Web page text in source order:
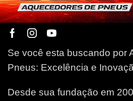
Se você esta buscando por
Pneus: Excelência e
Desde sua fundação em